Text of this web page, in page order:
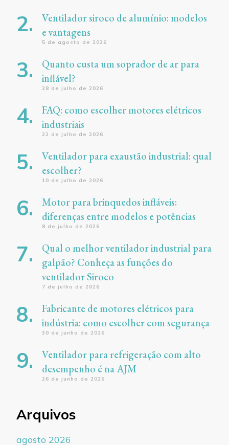
Ventilador siroco de alumínio: modelos
e vantagens
5 de agosto de 2026
Quanto custa um soprador de ar para
inflável?
28 de julho de 2026
FAQ: como escolher motores elétricos
industriais
22 de julho de 2026
Ventilador para exaustão industrial: qual
escolher?
10 de julho de 2026
Motor para brinquedos infláveis:
diferenças entre modelos e potências
8 de julho de 2026
Qual o melhor ventilador industrial para
galpão? Conheça as funções do
ventilador Siroco
7 de julho de 2026
Fabricante de motores elétricos para
indústria: como escolher com segurança
30 de junho de 2026
Ventilador para refrigeração com alto
desempenho é na AJM
26 de junho de 2026
Arquivos
agosto 2026